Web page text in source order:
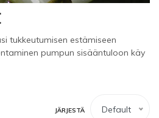
tukkeutumisen estämiseen
pumpun sisääntuloon käy
JÄRJESTÄ Default